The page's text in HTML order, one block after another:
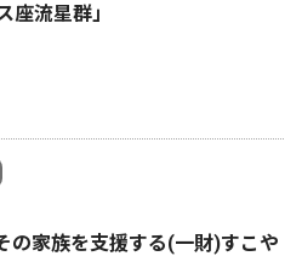
座流星群」
の家族を支援する(一財)すこや